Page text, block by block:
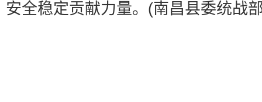
安全稳定贡献力量。(南昌县委统战